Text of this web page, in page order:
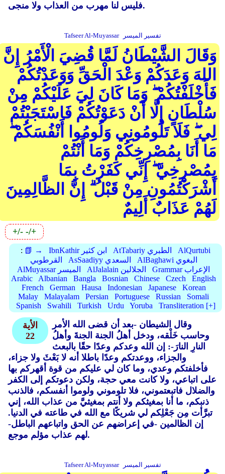
فليس لنا مهرب من العذاب ولا منجى.
Tafseer Al-Muyassar تفسير الميسر
وَقَالَ الشَّيْطَانُ لَمَّا قُضِيَ الْأَمْرُ إِنَّ
اللهَ وَعَدَكُمْ وَعْدَ الْحَقِّ وَوَعَدْتُكُمْ
فَأَخْلَفْتُكُمْ ۖ وَمَا كَانَ لِيَ عَلَيْكُمْ مِنْ
سُلْطَانٍ إِلَّا أَنْ دَعَوْتُكُمْ فَاسْتَجَبْتُمْ
لِي ۖ فَلَا تَلُومُونِي وَلُومُوا أَنْفُسَكُمْ ۖ
مَا أَنَا بِمُصْرِخِكُمْ وَمَا أَنْتُمْ
بِمُصْرِخِيَّ ۖ إِنِّي كَفَرْتُ بِمَا
أَشْرَكْتُمُونِ مِنْ قَبْلُ ۗ إِنَّ الظَّالِمِينَ
لَهُمْ عَذَابٌ أَلِيمٌ
+/- -/+
: 📗 → IbnKathir ابن كثير AtTabariy الطبري
AlQurtubi
القرطوبي
AsSaadiyy السعدي
AlBaghawi البغوي
AlMuyassar الميسر
AlJalalain الجلالين
Grammar الإعراب
Arabic
Albanian Bangla Bosnian Chinese Czech
English
French
German Hausa Indonesian Japanese
Korean
Malay
Malayalam Persian Portuguese Russian
Somali
Spanish
Swahili Turkish Urdu Yoruba Transliteration [+]
الأية
22
وقال الشيطان -بعد أن قضى الله الأمر
وحاسب خَلْقه، ودخل أهلُ الجنة الجنةَ وأهلُ
النارِ النارَ-: إن الله وعدكم وعدًا حقًا بالبعث
والجزاء، ووعدتكم وعدًا باطلا أنه لا بَعْثَ ولا جزاء،
فأخلفتكم وعدي، وما كان لي عليكم من قوة أقهركم بها
على اتباعي، ولا كانت معي حجة، ولكن دعوتكم إلى الكفر
والضلال فاتبعتموني، فلا تلوموني ولوموا أنفسكم، فالذنب
ذنبكم، ما أنا بمغيثكم ولا أنتم بمغيثيَّ من عذاب الله، إني
تبرَّأت مِن جَعْلِكم لي شريكًا مع الله في طاعته في الدنيا.
إن الظالمين -في إعراضهم عن الحق واتباعهم الباطل-
لهم عذاب مؤلم موجع.
Tafseer Al-Muyassar تفسير الميسر